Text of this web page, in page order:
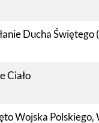
Ducha Świętego
Ciało
Wojska